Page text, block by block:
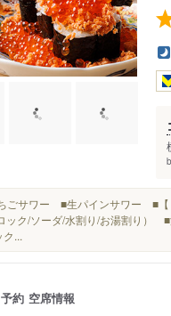
ごサワー ■生パインサワー ■
ック/ソーダ/水割り/お湯割り）
ク...
約 空席情報